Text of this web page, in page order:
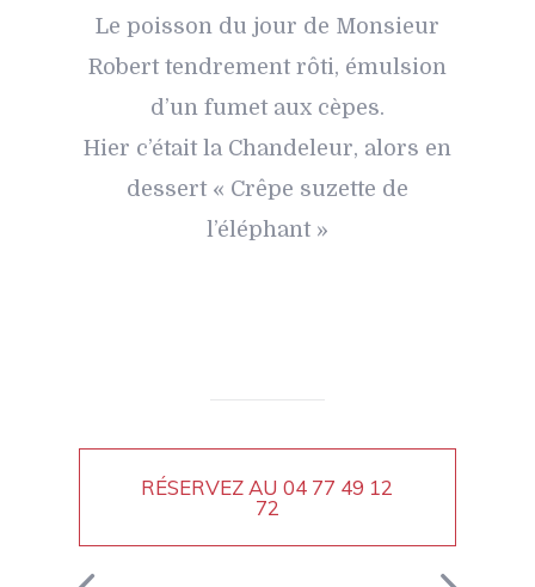
Le poisson du jour de Monsieur
Robert tendrement rôti, émulsion
d’un fumet aux cèpes.
Hier c’était la Chandeleur, alors en
dessert « Crêpe suzette de
l’éléphant »
RÉSERVEZ AU04 77 49 12
72